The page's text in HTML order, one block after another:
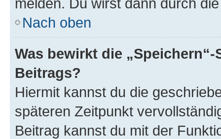
Nach oben
Was bewirkt die
Beitrags?
Hiermit kannst du die
späteren Zeitpunkt
Beitrag kannst du mit der